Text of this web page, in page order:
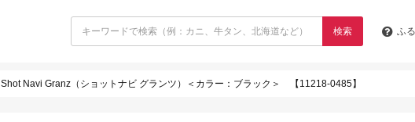
検索 ふ
Shot Navi Granz（ショットナビ グランツ）＜カラー：ブラック＞ 【11218-0485】